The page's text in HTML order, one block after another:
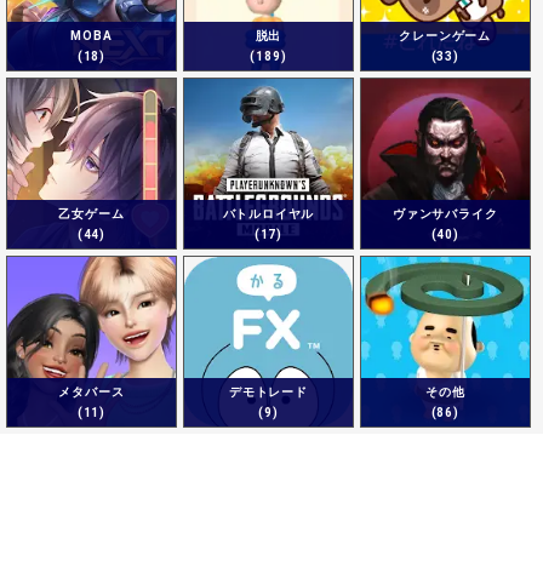
MOBA
(18)
脱出
(189)
クレーンゲーム
(33)
乙女ゲーム
(44)
バトルロイヤル
(17)
ヴァンサバライク
(40)
メタバース
(11)
デモトレード
(9)
その他
(86)